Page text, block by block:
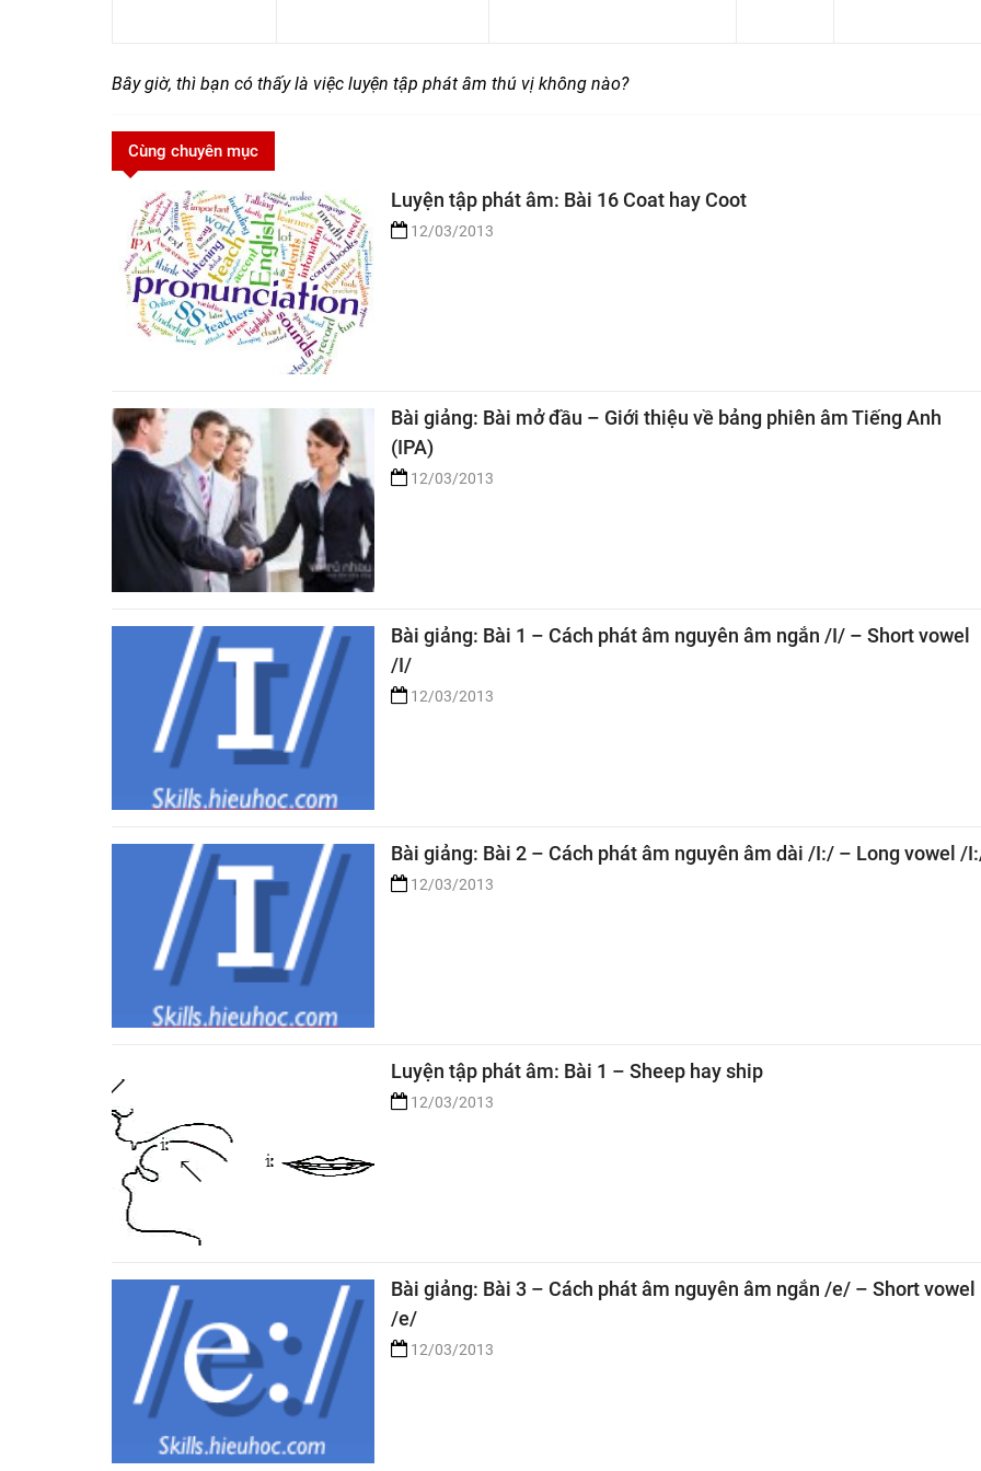
Bây giờ, thì bạn có thấy là việc luyện tập phát âm thú vị không nào?
Cùng chuyên mục
Luyện tập phát âm: Bài 16 Coat hay Coot
12/03/2013
Bài giảng: Bài mở đầu – Giới thiệu về bảng phiên âm Tiếng Anh
(IPA)
12/03/2013
Bài giảng: Bài 1 – Cách phát âm nguyên âm ngắn /I/ – Short vowel
/I/
12/03/2013
Bài giảng: Bài 2 – Cách phát âm nguyên âm dài /I:/ – Long vowel /
12/03/2013
Luyện tập phát âm: Bài 1 – Sheep hay ship
12/03/2013
Bài giảng: Bài 3 – Cách phát âm nguyên âm ngắn /e/ – Short vowel
/e/
12/03/2013